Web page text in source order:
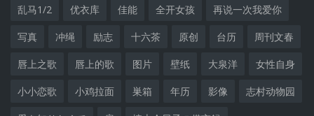
乱马1/2 优衣库 佳能 全开女孩 再说一次我爱你
写真 冲绳 励志 十六茶 原创 台历 周刊文春
唇上之歌 唇上的歌 图片 壁纸 大泉洋 女性自身
小小恋歌 小鸡拉面 巣箱 年历 影像 志村动物园